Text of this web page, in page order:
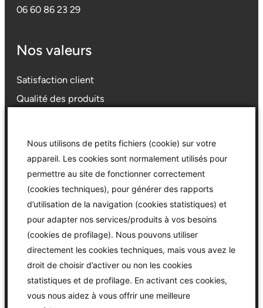
06 60 86 23 29
Nos valeurs
Satisfaction client
Qualité des produits
Devis gratuits
À propos
Nous proposons une pose professionnel de vos
menuiseries.
Instagram
Nous utilisons de petits fichiers (cookie) sur votre
appareil. Les cookies sont normalement utilisés pour
permettre au site de fonctionner correctement
(cookies techniques), pour générer des rapports
d’utilisation de la navigation (cookies statistiques) et
pour adapter nos services/produits à vos besoins
(cookies de profilage). Nous pouvons utiliser
directement les cookies techniques, mais vous avez le
droit de choisir d’activer ou non les cookies
statistiques et de profilage. En activant ces cookies,
vous nous aidez à vous offrir une meilleure